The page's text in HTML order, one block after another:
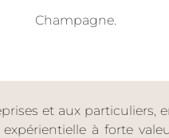
Champagne.
et aux particuliers,
à forte